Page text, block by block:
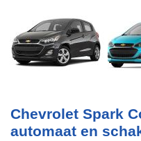
Chevrolet Spark
automaat en